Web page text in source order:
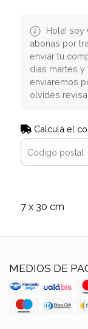
Hola! soy
abonas por
enviar tu
días martes
enviaremos
olvides
Calculá el
7 x 30 cm
MEDIOS DE